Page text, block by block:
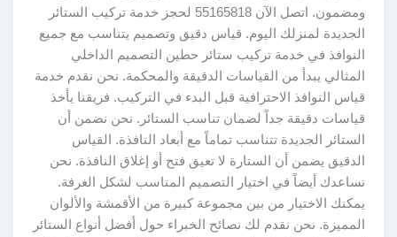
ومضمون. اتصل الآن 55165818 لحجز خدمة تركيب الستائر
الجديدة لمنزلك اليوم. قياس دقيق وتصميم يتناسب مع جميع
النوافذ في خدمة تركيب ستائر حطين التصميم الداخلي
المثالي يبدأ من القياسات الدقيقة والمحكمة. نحن نقدم خدمة
قياس النوافذ الاحترافية قبل البدء في التركيب. فريقنا يأخذ
قياسات دقيقة جداً لضمان تناسب الستائر. نحن نضمن أن
الستائر الجديدة تتناسب تماماً مع أبعاد النافذة. القياس
الدقيق يضمن أن الستارة لا تعيق فتح أو إغلاق النافذة. نحن
نساعدك أيضاً في اختيار التصميم المناسب لشكل الغرفة.
يمكنك الاختيار من بين مجموعة كبيرة من الأقمشة والألوان
المميزة. نحن نقدم لك نصائح الخبراء حول أفضل أنواع الستائر